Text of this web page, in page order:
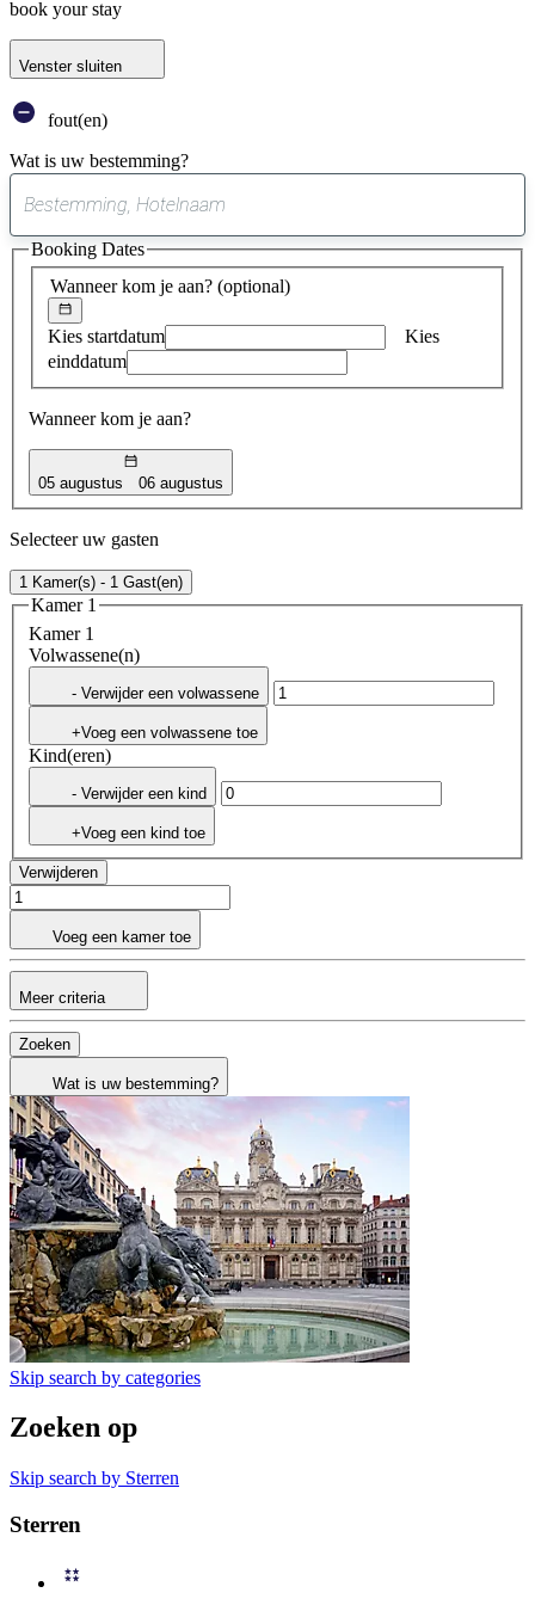
book your stay
Venster sluiten
fout(en)
Wat is uw bestemming?
suggestie
gevonden
Wanneer kom je aan? (optional)
Kies startdatum
Kies
einddatum
Wanneer kom je aan?
05 augustus 06 augustus
Booking Dates
Selecteer uw gasten
1 Kamer(s) - 1 Gast(en)
Kamer 1
Kamer 1
Volwassene(n)
- Verwijder een volwassene
+Voeg een volwassene toe
Kind(eren)
- Verwijder een kind
+Voeg een kind toe
Verwijderen
Voeg een kamer toe
Meer criteria
Zoeken
Wat is uw bestemming?
Skip search by categories
Zoeken op
Skip search by Sterren
Sterren